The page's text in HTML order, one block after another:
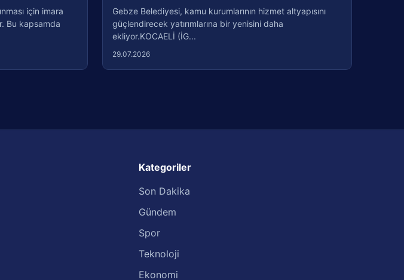
için imara
Bu kapsamda
Gebze Belediyesi, kamu kurumlarının hizmet altyapısını
güçlendirecek yatırımlarına bir yenisini daha
ekliyor.KOCAELİ (İG...
29.07.2026
Kategoriler
Son Dakika
Gündem
Spor
Teknoloji
Ekonomi